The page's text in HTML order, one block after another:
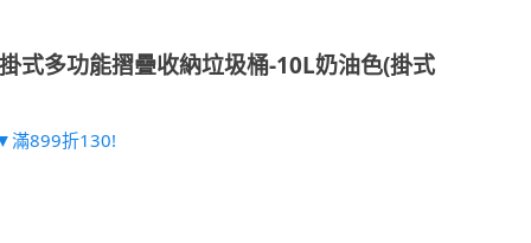
式多功能摺疊收納垃圾桶-10L奶油色(掛式
滿899折130!